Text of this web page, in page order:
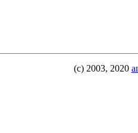
(c) 2003, 2020